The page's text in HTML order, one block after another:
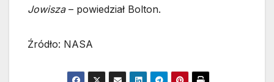
Jowisza– powiedział Bolton.
Źródło: NASA